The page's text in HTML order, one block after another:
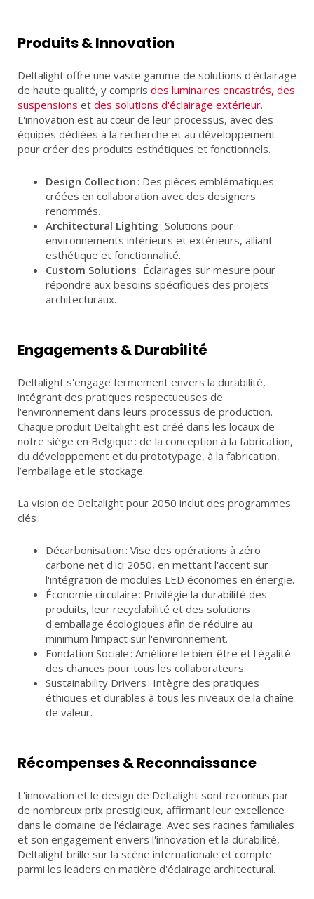
Produits & Innovation
Deltalight offre une vaste gamme de solutions d'éclairage
de haute qualité, y compris des luminaires encastrés, des
suspensions et des solutions d'éclairage extérieur.
L'innovation est au cœur de leur processus, avec des
équipes dédiées à la recherche et au développement
pour créer des produits esthétiques et fonctionnels.
Design Collection : Des pièces emblématiques
créées en collaboration avec des designers
renommés.
Architectural Lighting : Solutions pour
environnements intérieurs et extérieurs, alliant
esthétique et fonctionnalité.
Custom Solutions : Éclairages sur mesure pour
répondre aux besoins spécifiques des projets
architecturaux.
Engagements & Durabilité
Deltalight s'engage fermement envers la durabilité,
intégrant des pratiques respectueuses de
l'environnement dans leurs processus de production.
Chaque produit Deltalight est créé dans les locaux de
notre siège en Belgique : de la conception à la fabrication,
du développement et du prototypage, à la fabrication,
l’emballage et le stockage.
La vision de Deltalight pour 2050 inclut des programmes
clés :
Décarbonisation : Vise des opérations à zéro
carbone net d'ici 2050, en mettant l'accent sur
l'intégration de modules LED économes en énergie.
Économie circulaire : Privilégie la durabilité des
produits, leur recyclabilité et des solutions
d'emballage écologiques afin de réduire au
minimum l'impact sur l'environnement.
Fondation Sociale : Améliore le bien-être et l'égalité
des chances pour tous les collaborateurs.
Sustainability Drivers : Intègre des pratiques
éthiques et durables à tous les niveaux de la chaîne
de valeur.
Récompenses & Reconnaissance
L'innovation et le design de Deltalight sont reconnus par
de nombreux prix prestigieux, affirmant leur excellence
dans le domaine de l'éclairage. Avec ses racines familiales
et son engagement envers l'innovation et la durabilité,
Deltalight brille sur la scène internationale et compte
parmi les leaders en matière d'éclairage architectural.